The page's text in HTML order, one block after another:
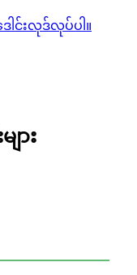
ေါင်းလုဒ်လုပ်ပါ။
ား